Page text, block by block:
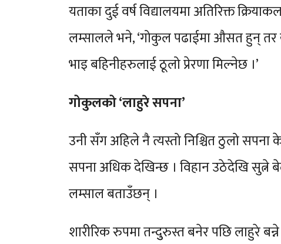
यताका दुई वर्ष विद्यालयमा अतिरिक्त
लम्सालले भने, ‘गोकुल पढाईमा औसत हुन् तर
भाइ बहिनीहरुलाई ठूलो प्रेरणा मिल्नेछ ।’
गोकुलको ‘लाहुरे सपना’
उनी सँग अहिले नै त्यस्तो निश्चित ठुलो
सपना अधिक देखिन्छ । विहान उठेदेखि सुत्ने
लम्साल बताउँछन् ।
शारीरिक रुपमा तन्दुुरुस्त बनेर पछि लाहुरे